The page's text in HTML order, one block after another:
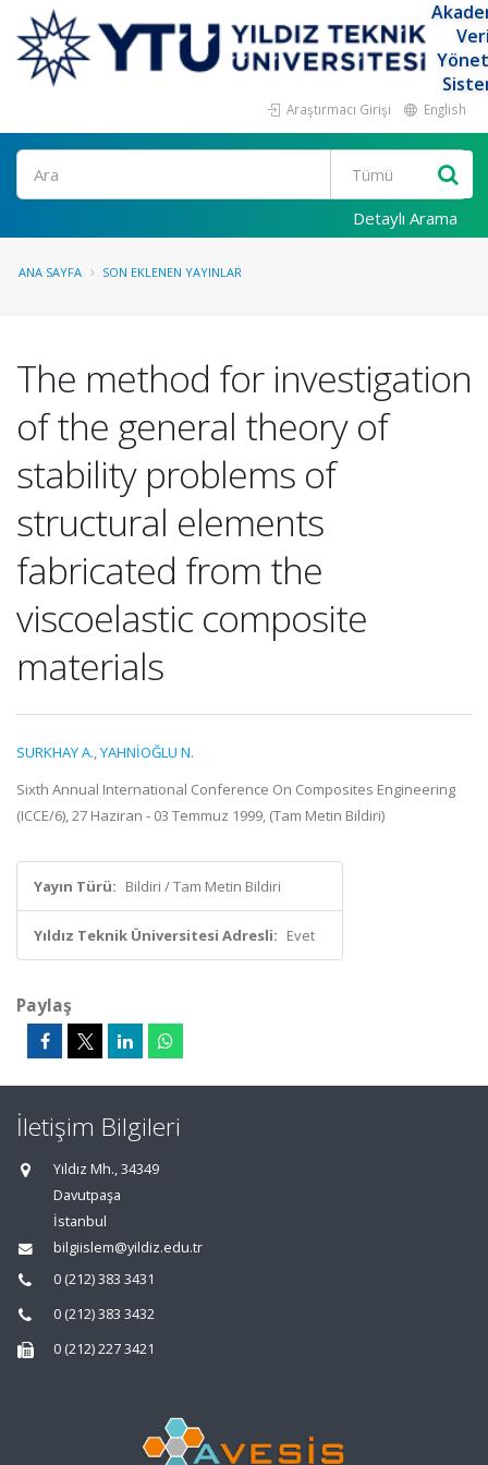
Araştırmacı Girişi English
Ara
Detaylı Arama
ANA SAYFA SON EKLENEN YAYINLAR
The method for investigation
of the general theory of
stability problems of
structural elements
fabricated from the
viscoelastic composite
materials
SURKHAY A.,YAHNİOĞLU N.
Sixth Annual International Conference On Composites Engineering
(ICCE/6), 27 Haziran - 03 Temmuz 1999, (Tam Metin Bildiri)
Yayın Türü: Bildiri / Tam Metin Bildiri
Yıldız Teknik Üniversitesi Adresli: Evet
Paylaş
İletişim Bilgileri
Yıldız Mh., 34349
Davutpaşa
İstanbul
bilgiislem@yildiz.edu.tr
0 (212) 383 3431
0 (212) 383 3432
0 (212) 227 3421